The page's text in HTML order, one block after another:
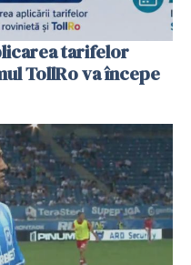
tarifelor
TollRo va începe